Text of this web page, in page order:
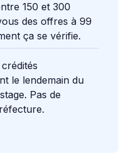
150 et 300
des offres à 99
ça se vérifie.
le lendemain du
Pas de